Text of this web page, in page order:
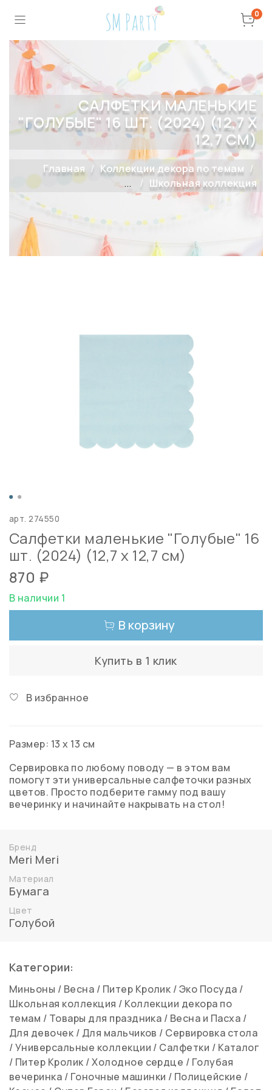
0
САЛФЕТКИ МАЛЕНЬКИЕ
"ГОЛУБЫЕ" 16 ШТ. (2024) (12,7 Х
12,7 СМ)
Главная
Коллекции декора по темам
...
Школьная коллекция
арт.274550
Салфетки маленькие "Голубые" 16
шт. (2024) (12,7 х 12,7 см)
870 ₽
В наличии 1
В корзину
Купить в 1 клик
В избранное
Размер: 13 х 13 см
Сервировка по любому поводу — в этом вам
помогут эти универсальные салфеточки разных
цветов. Просто подберите гамму под вашу
вечеринку и начинайте накрывать на стол!
Бренд
Meri Meri
Материал
Бумага
Цвет
Голубой
Категории:
Миньоны / Весна / Питер Кролик /Эко Посуда /
Школьная коллекция / Коллекции декора по
темам / Товары для праздника / Весна и Пасха /
Для девочек / Для мальчиков / Сервировка стола
/Универсальные коллекции / Салфетки / Каталог
/ Питер Кролик /Холодное сердце / Голубая
вечеринка / Гоночные машинки / Полицейские /